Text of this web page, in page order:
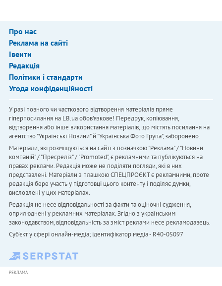
Про нас
Реклама на сайті
Івенти
Редакція
Політики і стандарти
Угода конфіденційності
У разі повного чи часткового відтворення матеріалів пряме
гіперпосилання на LB.ua обов'язкове! Передрук, копіювання,
відтворення або інше використання матеріалів, що містять посилання на
агентство "Українськi Новини" й "Українська Фото Група", заборонено.
Матеріали, які розміщуються на сайті з позначкою "Реклама" / "Новини
компаній" / "Пресреліз" / "Promoted", є рекламними та публікуються на
правах реклами. Редакція може не поділяти погляди, які в них
представлені. Матеріали з плашкою СПЕЦПРОЄКТ є рекламними, проте
редакція бере участь у підготовці цього контенту і поділяє думки,
висловлені у цих матеріалах.
Редакція не несе відповідальності за факти та оціночні судження,
оприлюднені у рекламних матеріалах. Згідно з українським
законодавством, відповідальність за зміст реклами несе рекламодавець.
Cуб'єкт у сфері онлайн-медіа; ідентифікатор медіа - R40-05097
РЕКЛАМА